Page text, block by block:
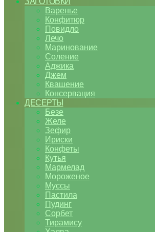
Варенье
Конфитюр
Повидло
Лечо
Маринование
Соление
Аджика
Джем
Квашение
Консервация
ДЕСЕРТЫ
Безе
Желе
Зефир
Ириски
Конфеты
Кутья
Мармелад
Мороженое
Муссы
Пастила
Пудинг
Сорбет
Тирамису